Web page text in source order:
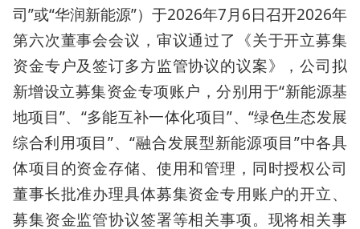
司”或“华润新能源”）于2026年7月6日召开2026年
第六次董事会会议，审议通过了《关于开立募集
资金专户及签订多方监管协议的议案》，公司拟
新增设立募集资金专项账户，分别用于“新能源基
地项目”、“多能互补一体化项目”、“绿色生态发展
综合利用项目”、“融合发展型新能源项目”中各具
体项目的资金存储、使用和管理，同时授权公司
董事长批准办理具体募集资金专用账户的开立、
募集资金监管协议签署等相关事项。现将相关事